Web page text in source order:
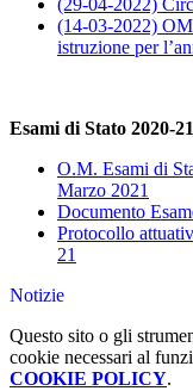
(29-04-2022)
(14-03-2022)
istruzione per
Esami di Stato 2020-21
O.M. Esami di
Marzo 2021
Documento
Protocollo
21
Notizie
Questo sito o gli
cookie necessari al
COOKIE POLICY.